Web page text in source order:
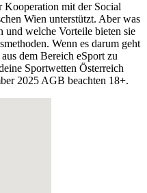
mit der Social
Wien unterstützt. Aber was
und welche Vorteile bieten sie
Wenn es darum geht
dem Bereich eSport zu
Sportwetten Österreich
2025 AGB beachten 18+.